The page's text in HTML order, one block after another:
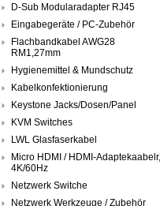
D-Sub Modularadapter RJ45
Eingabegeräte / PC-Zubehör
Flachbandkabel AWG28
RM1,27mm
Hygienemittel & Mundschutz
Kabelkonfektionierung
Keystone Jacks/Dosen/Panel
KVM Switches
LWL Glasfaserkabel
Micro HDMI / HDMI-Adaptekaabelr,
4K/60Hz
Netzwerk Switche
Netzwerk Werkzeuge / Zubehör